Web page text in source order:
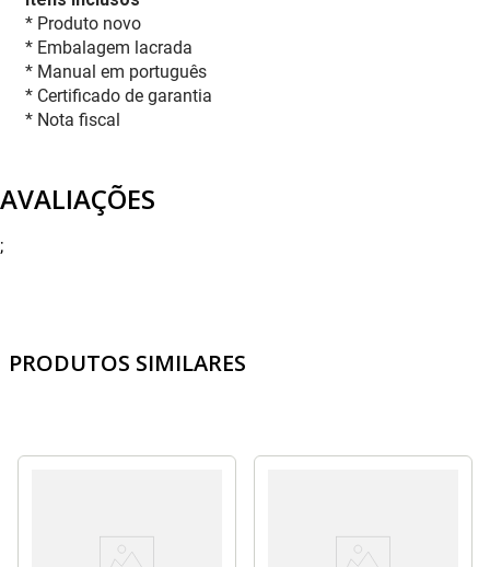
* Produto novo
* Embalagem lacrada
* Manual em português
* Certificado de garantia
* Nota fiscal
AVALIAÇÕES
;
PRODUTOS SIMILARES